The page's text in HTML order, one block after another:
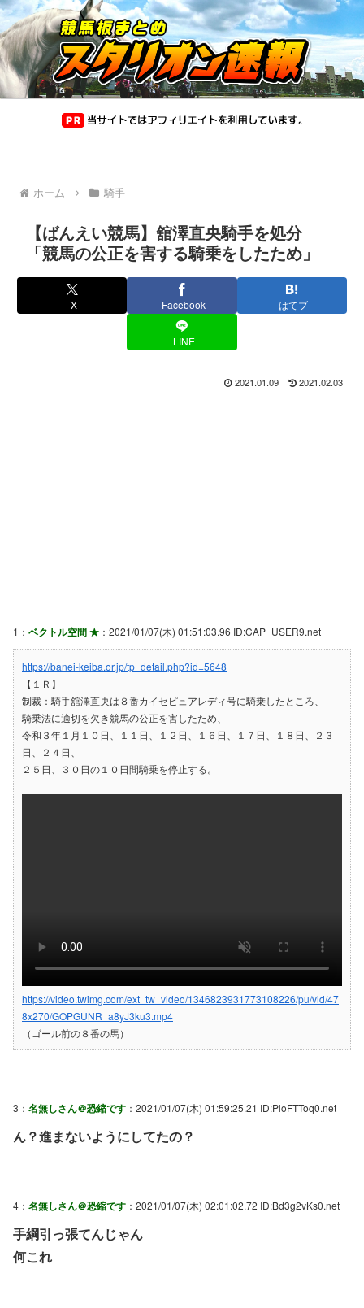
ホーム 騎手
【ばんえい競馬】舘澤直央騎手を処分
「競馬の公正を害する騎乗をしたため」
X Facebook はてブ
LINE
2021.01.09 2021.02.03
1： ベクトル空間 ★ ：2021/01/07(木) 01:51:03.96 ID:CAP_USER9.net
https://banei-keiba.or.jp/tp_detail.php?id=5648
【１Ｒ】
制裁：騎手舘澤直央は８番カイセピュアレディ号に騎乗したところ、
騎乗法に適切を欠き競馬の公正を害したため、
令和３年１月１０日、１１日、１２日、１６日、１７日、１８日、２３
日、２４日、
２５日、３０日の１０日間騎乗を停止する。
https://video.twimg.com/ext_tw_video/1346823931773108226/pu/vid/47
8x270/GOPGUNR_a8yJ3ku3.mp4
（ゴール前の８番の馬）
3： 名無しさん＠恐縮です ：2021/01/07(木) 01:59:25.21 ID:PloFTToq0.net
ん？進まないようにしてたの？
4： 名無しさん＠恐縮です ：2021/01/07(木) 02:01:02.72 ID:Bd3g2vKs0.net
手綱引っ張てんじゃん
何これ